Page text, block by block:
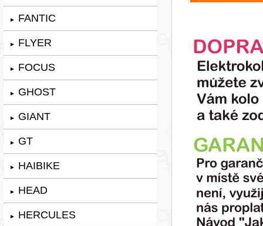
► FANTIC
► FLYER
► FOCUS
► GHOST
► GIANT
► GT
► HAIBIKE
► HEAD
► HERCULES